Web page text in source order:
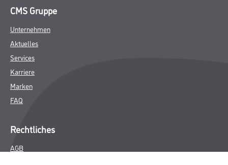
CMS Gruppe
Unternehmen
Aktuelles
Services
Karriere
Marken
FAQ
Rechtliches
AGB